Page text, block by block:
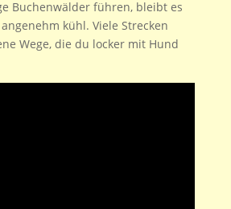
Buchenwälder führen, bleibt es
kühl. Viele Strecken
Wege, die du locker mit Hund